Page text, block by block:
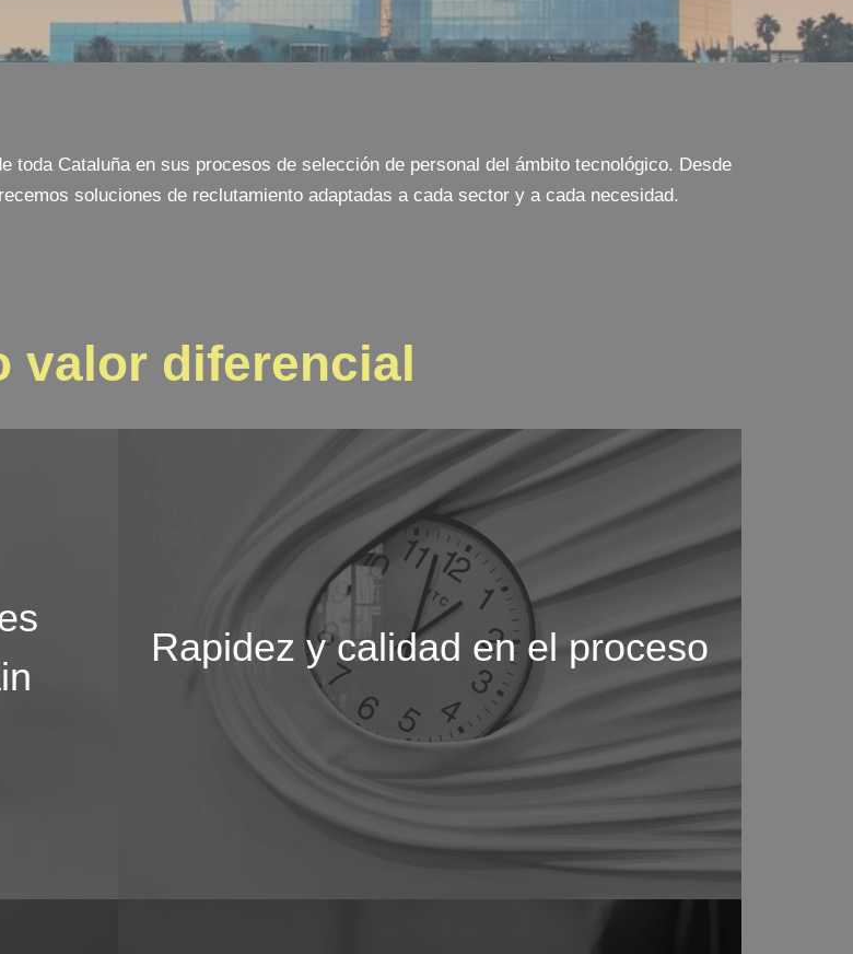
toda Cataluña en sus procesos de selección de personal del ámbito tecnológico. Desde
soluciones de reclutamiento adaptadas a cada sector y a cada necesidad.
valor diferencial
Rapidez y calidad en el proceso